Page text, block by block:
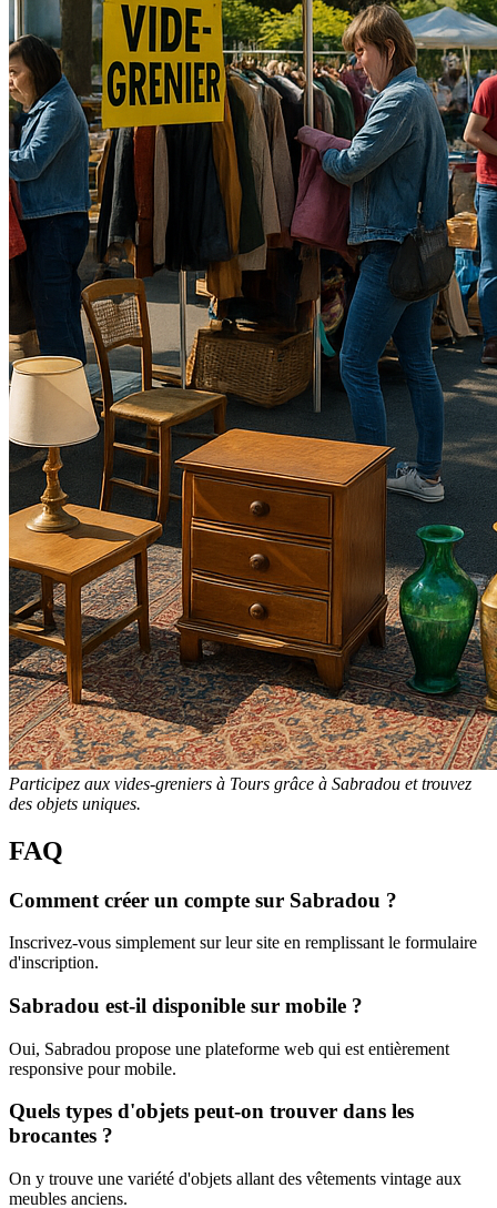
Participez aux vides-greniers à Tours grâce à Sabradou et trouvez
des objets uniques.
FAQ
Comment créer un compte sur Sabradou ?
Inscrivez-vous simplement sur leur site en remplissant le formulaire
d'inscription.
Sabradou est-il disponible sur mobile ?
Oui, Sabradou propose une plateforme web qui est entièrement
responsive pour mobile.
Quels types d'objets peut-on trouver dans les
brocantes ?
On y trouve une variété d'objets allant des vêtements vintage aux
meubles anciens.